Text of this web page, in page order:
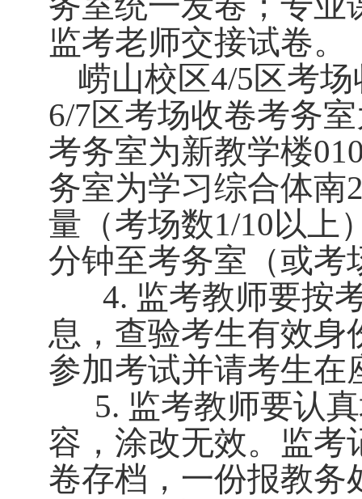
监考老师交接试卷。
崂山校区4/5 区考
6/7 区考场收卷考务
考务室为新教学楼
务室为学习综合体南
量（考场数1/10以上
分钟至考务室（或考
4. 监考教师要按
息，查验考生有效身
参加考试并请考生在
5. 监考教师要认
容，涂改无效。监考
卷存档，一份报教务